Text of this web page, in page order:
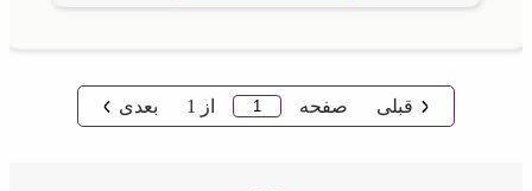
قبلی صفحه از 1 بعدی